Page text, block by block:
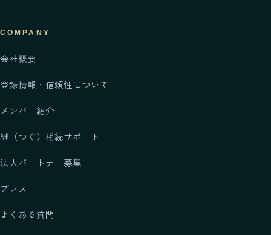
COMPANY
会社概要
登録情報・信頼性について
メンバー紹介
継 （つぐ） 相続サポート
法人パートナー募集
プレス
よくある質問